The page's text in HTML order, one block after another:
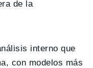
de la
interno que
con modelos más